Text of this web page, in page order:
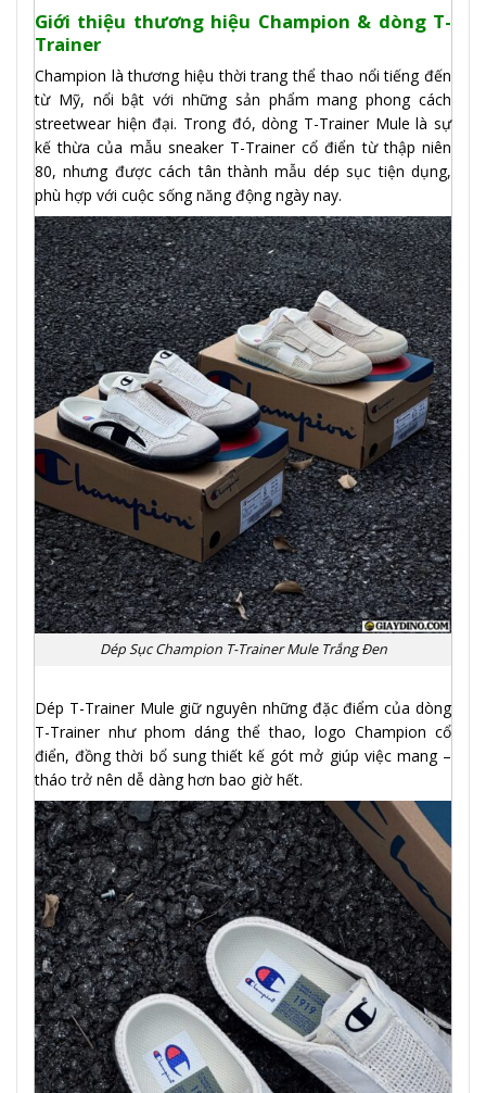
Giới thiệu thương hiệu Champion & dòng T-
Trainer
Champion là thương hiệu thời trang thể thao nổi tiếng đến
từ Mỹ, nổi bật với những sản phẩm mang phong cách
streetwear hiện đại. Trong đó, dòng T-Trainer Mule là sự
kế thừa của mẫu sneaker T-Trainer cổ điển từ thập niên
80, nhưng được cách tân thành mẫu dép sục tiện dụng,
phù hợp với cuộc sống năng động ngày nay.
Dép Sục Champion T-Trainer Mule Trắng Đen
Dép T-Trainer Mule giữ nguyên những đặc điểm của dòng
T-Trainer như phom dáng thể thao, logo Champion cổ
điển, đồng thời bổ sung thiết kế gót mở giúp việc mang –
tháo trở nên dễ dàng hơn bao giờ hết.